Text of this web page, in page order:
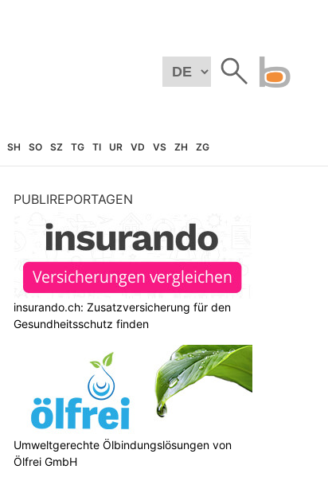
SH SO SZ TG TI UR VD VS ZH ZG
PUBLIREPORTAGEN
insurando.ch: Zusatzversicherung für den
Gesundheitsschutz finden
Umweltgerechte Ölbindungslösungen von
Ölfrei GmbH